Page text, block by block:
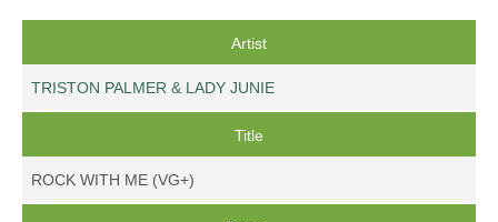
Artist
TRISTON PALMER & LADY JUNIE
Title
ROCK WITH ME (VG+)